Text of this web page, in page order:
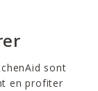
sont
en profiter